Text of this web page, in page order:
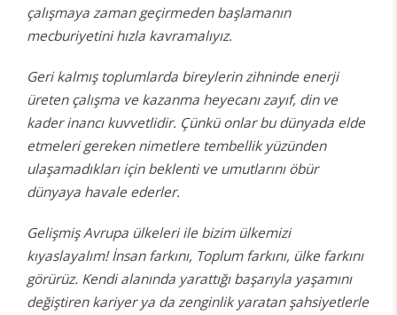
çalışmaya zaman geçirmeden başlamanın
mecburiyetini hızla kavramalıyız.
Geri kalmış toplumlarda bireylerin zihninde enerji
üreten çalışma ve kazanma heyecanı zayıf, din ve
kader inancı kuvvetlidir. Çünkü onlar bu dünyada elde
etmeleri gereken nimetlere tembellik yüzünden
ulaşamadıkları için beklenti ve umutlarını öbür
dünyaya havale ederler.
Gelişmiş Avrupa ülkeleri ile bizim ülkemizi
kıyaslayalım! İnsan farkını, Toplum farkını, ülke farkını
görürüz. Kendi alanında yarattığı başarıyla yaşamını
değiştiren kariyer ya da zenginlik yaratan şahsiyetlerle